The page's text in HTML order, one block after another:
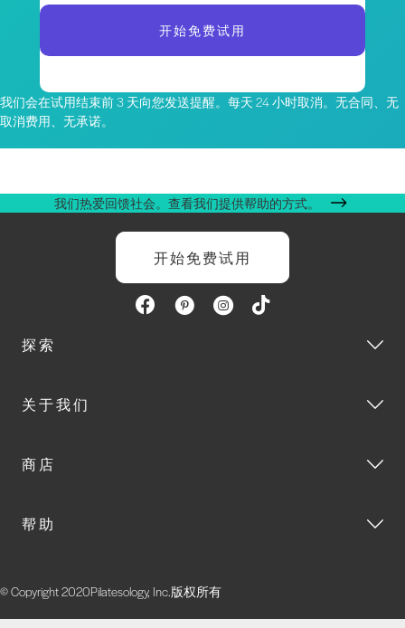
开始免费试用
我们会在试用结束前 3 天向您发送提醒。每天 24 小时取消。无合同、无
取消费用、无承诺。
我们热爱回馈社会。查看我们提供帮助的方式。
开始免费试用
探索
关于我们
商店
帮助
© Copyright 2020Pilatesology, Inc.版权所有